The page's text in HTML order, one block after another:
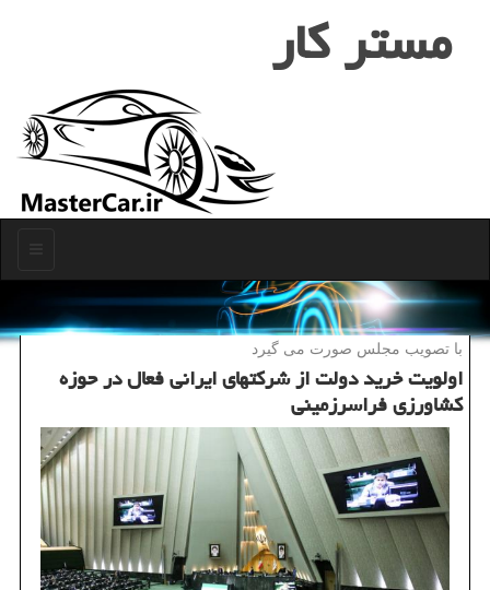
مستر كار
با تصویب مجلس صورت می گیرد
اولویت خرید دولت از شركتهای ایرانی فعال در حوزه
كشاورزی فراسرزمینی